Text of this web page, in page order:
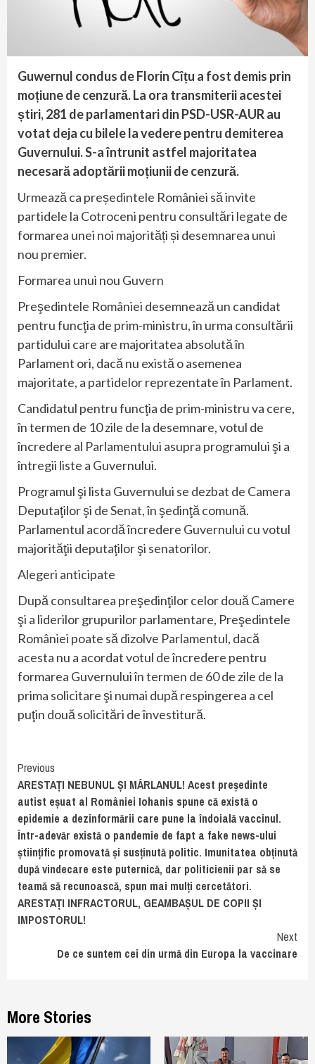
Guwernul condus de Florin Cîțu a fost demis prin
moțiune de cenzură. La ora transmiterii acestei
știri, 281 de parlamentari din PSD-USR-AUR au
votat deja cu bilele la vedere pentru demiterea
Guvernului. S-a întrunit astfel majoritatea
necesară adoptării moțiunii de cenzură.
Urmează ca președintele României să invite
partidele la Cotroceni pentru consultări legate de
formarea unei noi majorități și desemnarea unui
nou premier.
Formarea unui nou Guvern
Preşedintele României desemnează un candidat
pentru funcţia de prim-ministru, în urma consultării
partidului care are majoritatea absolută în
Parlament ori, dacă nu există o asemenea
majoritate, a partidelor reprezentate în Parlament.
Candidatul pentru funcţia de prim-ministru va cere,
în termen de 10 zile de la desemnare, votul de
încredere al Parlamentului asupra programului şi a
întregii liste a Guvernului.
Programul şi lista Guvernului se dezbat de Camera
Deputaţilor şi de Senat, în şedinţă comună.
Parlamentul acordă încredere Guvernului cu votul
majorităţii deputaţilor şi senatorilor.
Alegeri anticipate
După consultarea preşedinţilor celor două Camere
şi a liderilor grupurilor parlamentare, Preşedintele
României poate să dizolve Parlamentul, dacă
acesta nu a acordat votul de încredere pentru
formarea Guvernului în termen de 60 de zile de la
prima solicitare şi numai după respingerea a cel
puţin două solicitări de învestitură.
Continue
Reading
Previous
ARESTAȚI NEBUNUL ȘI MÂRLANUL! Acest președinte
autist eșuat al României Iohanis spune că există o
epidemie a dezinformării care pune la îndoială vaccinul.
Într-adevăr există o pandemie de fapt a fake news-ului
științific promovată și susținută politic. Imunitatea obținută
după vindecare este puternică, dar politicienii par să se
teamă să recunoască, spun mai mulți cercetători.
ARESTAȚI INFRACTORUL, GEAMBAȘUL DE COPII ȘI
IMPOSTORUL!
Next
De ce suntem cei din urmă din Europa la vaccinare
More Stories